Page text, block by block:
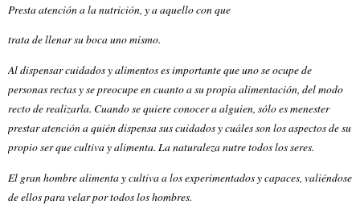
Presta atención a la nutrición, y a aquello con que
trata de llenar su boca uno mismo.
Al dispensar cuidados y alimentos es importante que uno se ocupe de
personas rectas y se preocupe en cuanto a su propia alimentación, del modo
recto de realizarla. Cuando se quiere conocer a alguien, sólo es menester
prestar atención a quién dispensa sus cuidados y cuáles son los aspectos de su
propio ser que cultiva y alimenta. La naturaleza nutre todos los seres.
El gran hombre alimenta y cultiva a los experimentados y capaces, valiéndose
de ellos para velar por todos los hombres.